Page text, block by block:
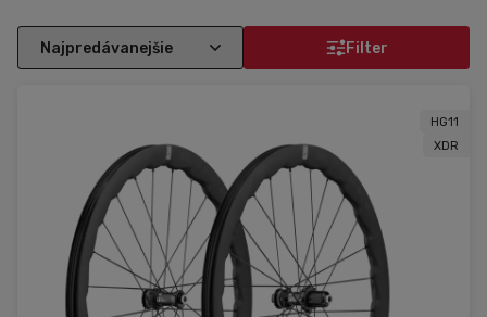
reaktivitás érdekében. Választhatsz szén vagy alumínium
kapcsolatba velünk, és szívesen segítünk.
Filter
HG11
XDR